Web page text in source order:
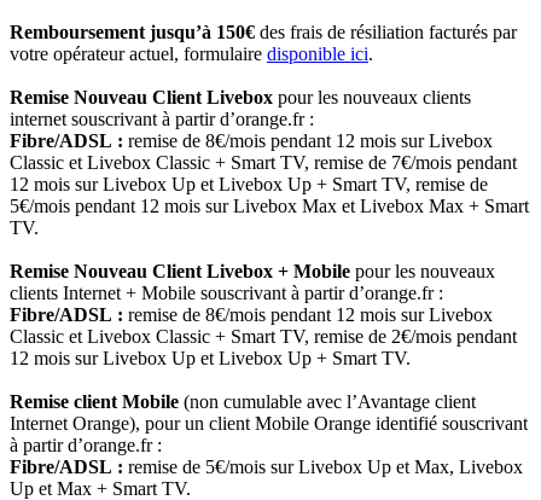
Remboursement jusqu’à 150€ des frais de résiliation facturés par
votre opérateur actuel, formulaire disponible ici.
Remise Nouveau Client Livebox pour les nouveaux clients
internet souscrivant à partir d’orange.fr :
Fibre/ADSL : remise de 8€/mois pendant 12 mois sur Livebox
Classic et Livebox Classic + Smart TV, remise de 7€/mois pendant
12 mois sur Livebox Up et Livebox Up + Smart TV, remise de
5€/mois pendant 12 mois sur Livebox Max et Livebox Max + Smart
TV.
Remise Nouveau Client Livebox + Mobile pour les nouveaux
clients Internet + Mobile souscrivant à partir d’orange.fr :
Fibre/ADSL : remise de 8€/mois pendant 12 mois sur Livebox
Classic et Livebox Classic + Smart TV, remise de 2€/mois pendant
12 mois sur Livebox Up et Livebox Up + Smart TV.
Remise client Mobile (non cumulable avec l’Avantage client
Internet Orange), pour un client Mobile Orange identifié souscrivant
à partir d’orange.fr :
Fibre/ADSL : remise de 5€/mois sur Livebox Up et Max, Livebox
Up et Max + Smart TV.